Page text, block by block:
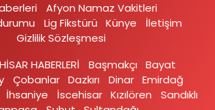
Afyon Namaz Vakitleri
Lig Fikstürü Künye
İletişim
Gizlilik Sözleşmesi
HABERLERİ
Başmakçı
Bayat
Çobanlar Dazkırı Dinar Emirdağ‎
İhsaniye‎ İscehisar Kızılören‎
Sandıklı‎